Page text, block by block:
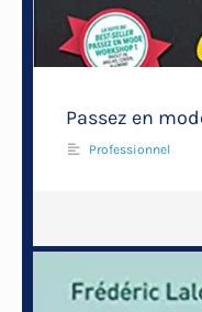
Passez en
Professionnel